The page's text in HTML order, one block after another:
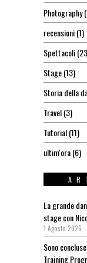
Photography
recensioni(1)
Spettacoli
Stage(13)
Storia della
Travel(3)
Tutorial(11)
ultim'ora(6)
La grande
stage con
1 Agosto 2026
Sono
Training